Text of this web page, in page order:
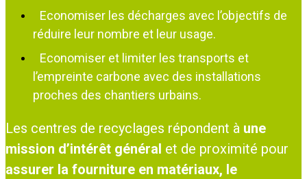
Economiser les décharges avec l’objectifs de
réduire leur nombre et leur usage.
Economiser et limiter les transports et
l’empreinte carbone avec des installations
proches des chantiers urbains.
Les centres de recyclages répondent à une
mission d’intérêt général et de proximité pour
assurer la fourniture en matériaux, le